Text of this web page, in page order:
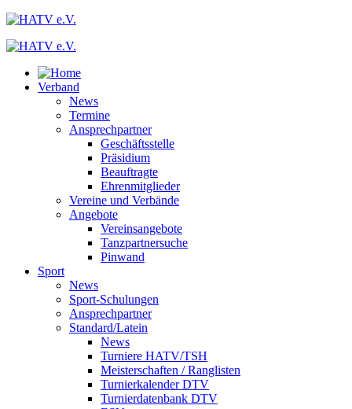
Verband
News
Termine
Ansprechpartner
Geschäftsstelle
Präsidium
Beauftragte
Ehrenmitglieder
Vereine und Verbände
Angebote
Vereinsangebote
Tanzpartnersuche
Pinwand
Sport
News
Sport-Schulungen
Ansprechpartner
Standard/Latein
News
Turniere HATV/TSH
Meisterschaften / Ranglisten
Turnierkalender DTV
Turnierdatenbank DTV